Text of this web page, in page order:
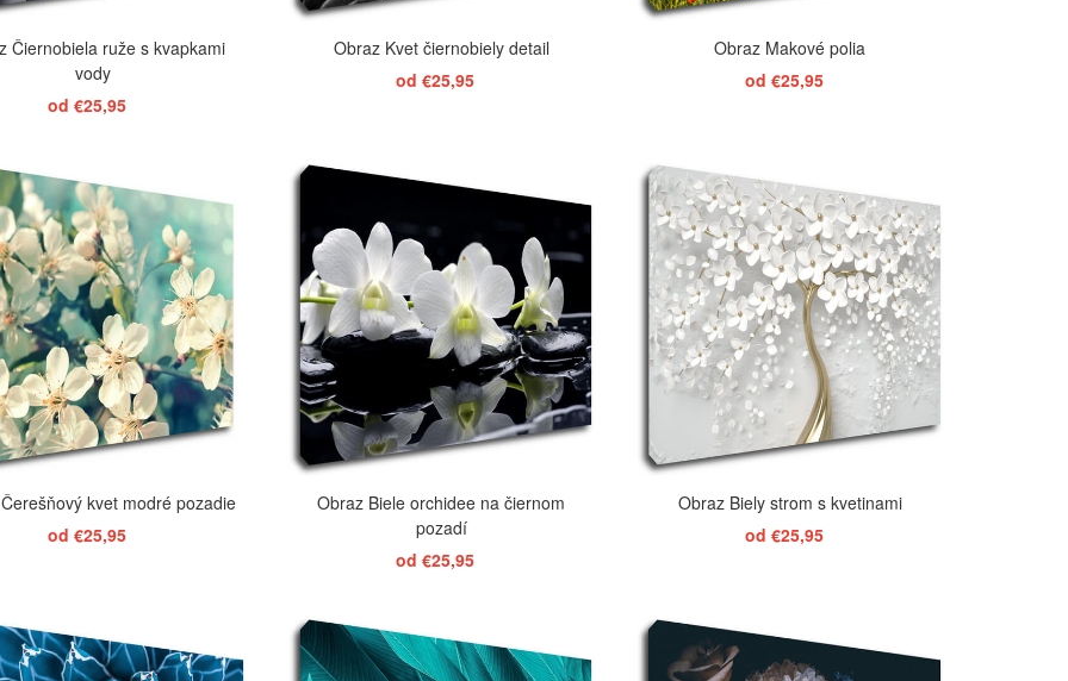
Čiernobiela ruže s kvapkami
vody
od €25,95
ZOBRAZIŤ
Obraz Kvet čiernobiely detail
od €25,95
ZOBRAZIŤ
Obraz Makové polia
od €25,95
ZOBRAZIŤ
kvet modré pozadie
od €25,95
ZOBRAZIŤ
Obraz Biele orchidee na čiernom
pozadí
od €25,95
ZOBRAZIŤ
Obraz Biely strom s kvetinami
od €25,95
ZOBRAZIŤ